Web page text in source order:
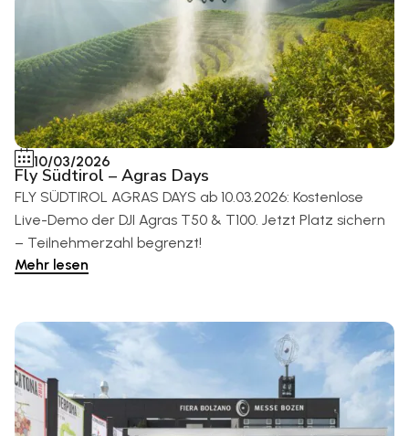
10/03/2026
Fly Südtirol – Agras Days
FLY SÜDTIROL AGRAS DAYS ab 10.03.2026: Kostenlose
Live-Demo der DJI Agras T50 & T100. Jetzt Platz sichern
– Teilnehmerzahl begrenzt!
Mehr lesen